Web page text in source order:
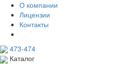
О компании
Лицензии
Контакты
473-474
Каталог